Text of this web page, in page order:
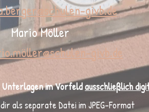
@schulen-givb.de
Mario Möller
givb.de
Unterlagen im Vorfeldausschließlich
als separate Datei im JPEG-Format